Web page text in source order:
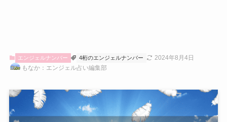
エンジェルナンバー 4桁のエンジェルナンバー
2024年8月4日
もなか：エンジェル占い編集部